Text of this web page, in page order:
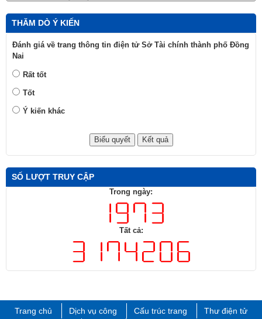
Nai
Tốt
Ý kiến khác
Trong ngày:
Tất cả:
Trang chủ Dịch vụ công Cấu trúc trang
Thư điện tử
TRANG THÔNG TIN ĐIỆN TỬ SỞ TÀI CHÍNH - ĐỒNG NAI